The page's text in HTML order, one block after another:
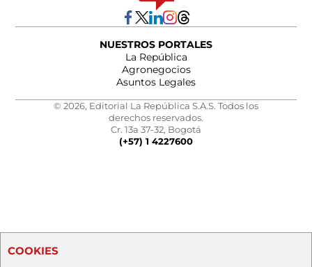
NUESTROS PORTALES
La República
Agronegocios
Asuntos Legales
© 2026, Editorial La República S.A.S. Todos los
derechos reservados.
Cr. 13a 37-32, Bogotá
(+57) 1 4227600
COOKIES